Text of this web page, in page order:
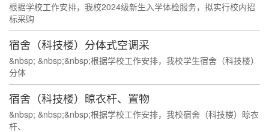
根据学校工作安排，我校2024级新生入学体检服务，拟实行校内招
标采购
宿舍（科技楼）分体式空调采
&nbsp; &nbsp;&nbsp;根据学校工作安排，我校学生宿舍（科技楼）
分体
宿舍（科技楼）晾衣杆、置物
&nbsp; &nbsp;&nbsp;根据学校工作安排，我校宿舍（科技楼）晾衣
杆、